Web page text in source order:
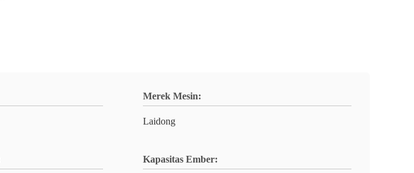
Merek Mesin:
Laidong
Kapasitas Ember: